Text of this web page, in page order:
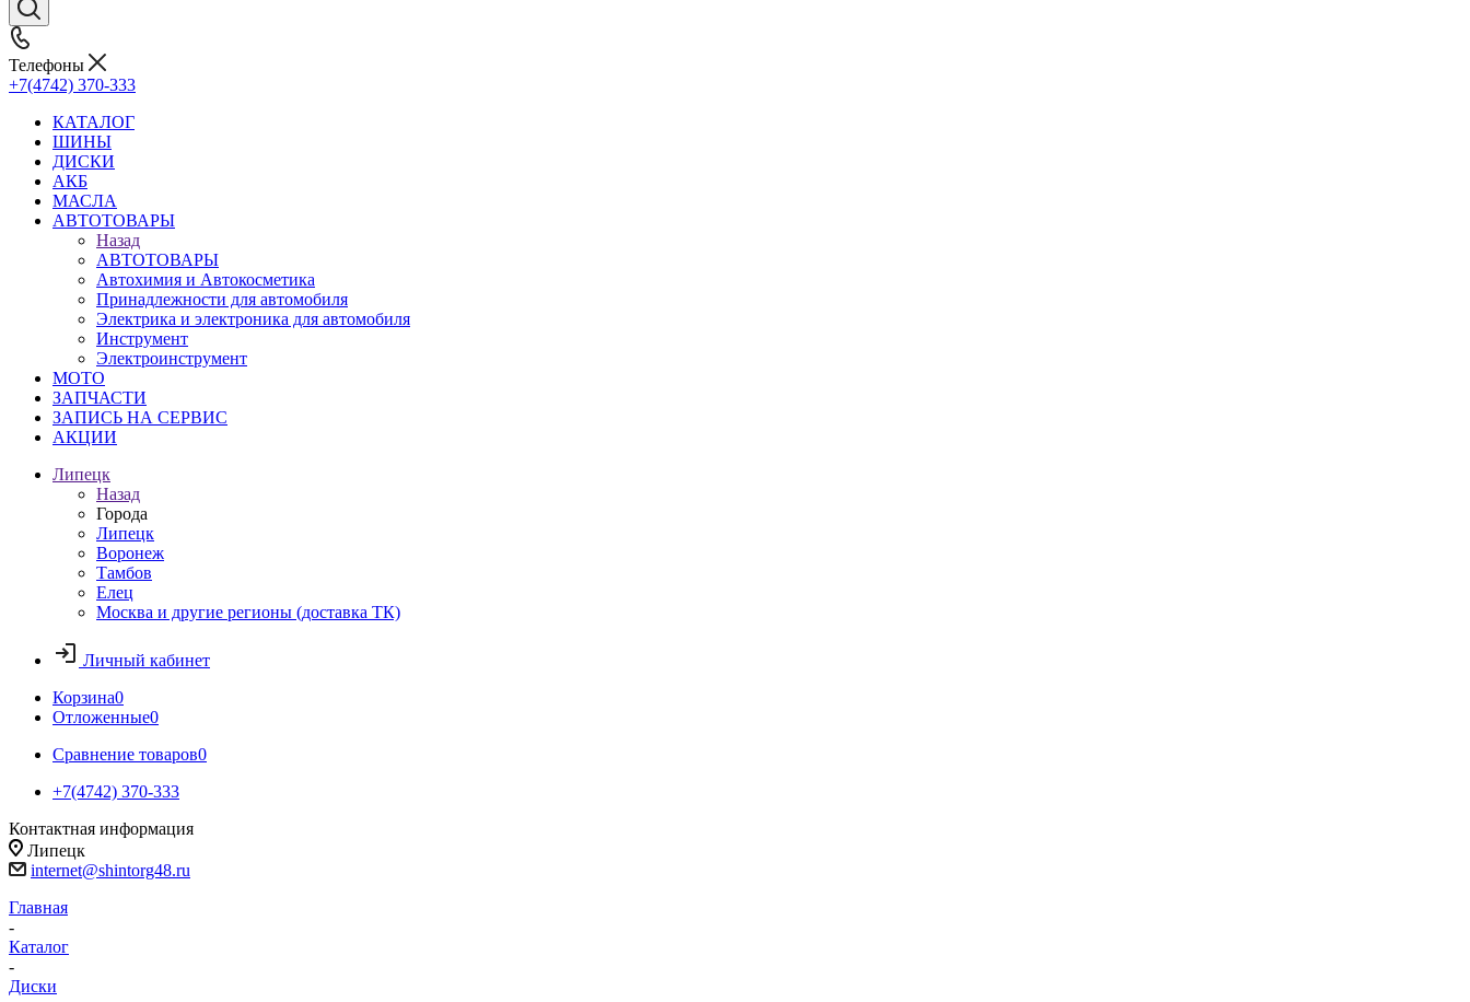
Телефоны
+7(4742) 370-333
КАТАЛОГ
ШИНЫ
ДИСКИ
АКБ
МАСЛА
АВТОТОВАРЫ
Назад
АВТОТОВАРЫ
Автохимия и Автокосметика
Принадлежности для автомобиля
Электрика и электроника для автомобиля
Инструмент
Электроинструмент
МОТО
ЗАПЧАСТИ
ЗАПИСЬ НА СЕРВИС
АКЦИИ
Липецк
Назад
Города
Липецк
Воронеж
Тамбов
Елец
Москва и другие регионы (доставка ТК)
Личный кабинет
Корзина0
Отложенные0
Сравнение товаров0
+7(4742) 370-333
Контактная информация
Липецк
internet@shintorg48.ru
Главная
-
Каталог
-
Диски